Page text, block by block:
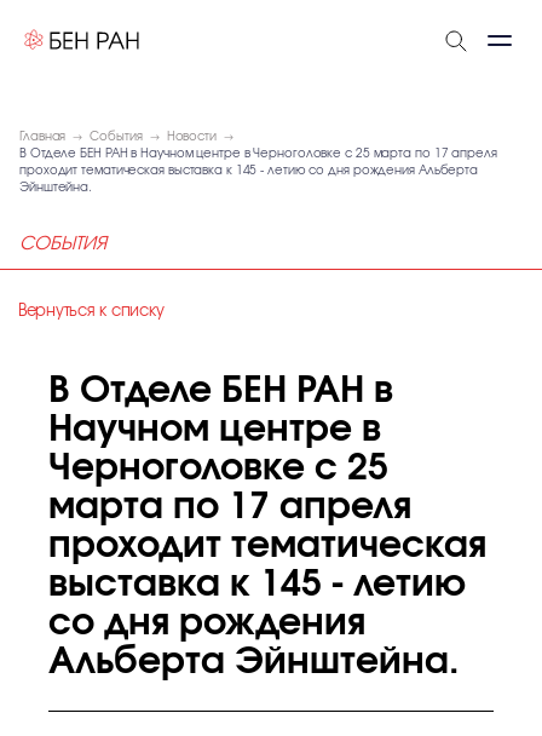
Главная События
Новости
В Отделе БЕН РАН в Научном центре в Черноголовке с 25 марта по 17 апреля
проходит тематическая выставка к 145 - летию со дня рождения Альберта
Эйнштейна.
СОБЫТИЯ
Вернуться к списку
В Отделе БЕН РАН в
Научном центре в
Черноголовке с 25
марта по 17 апреля
проходит тематическая
выставка к 145 - летию
со дня рождения
Альберта Эйнштейна.